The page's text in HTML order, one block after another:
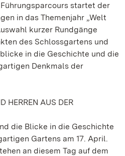
startet der
in das Themenjahr „Welt
kurzer Rundgänge
des Schlossgartens und
in die Geschichte und die
Denkmals der
HERREN AUS DER
die Blicke in die Geschichte
Gartens am 17. April.
an diesem Tag auf dem